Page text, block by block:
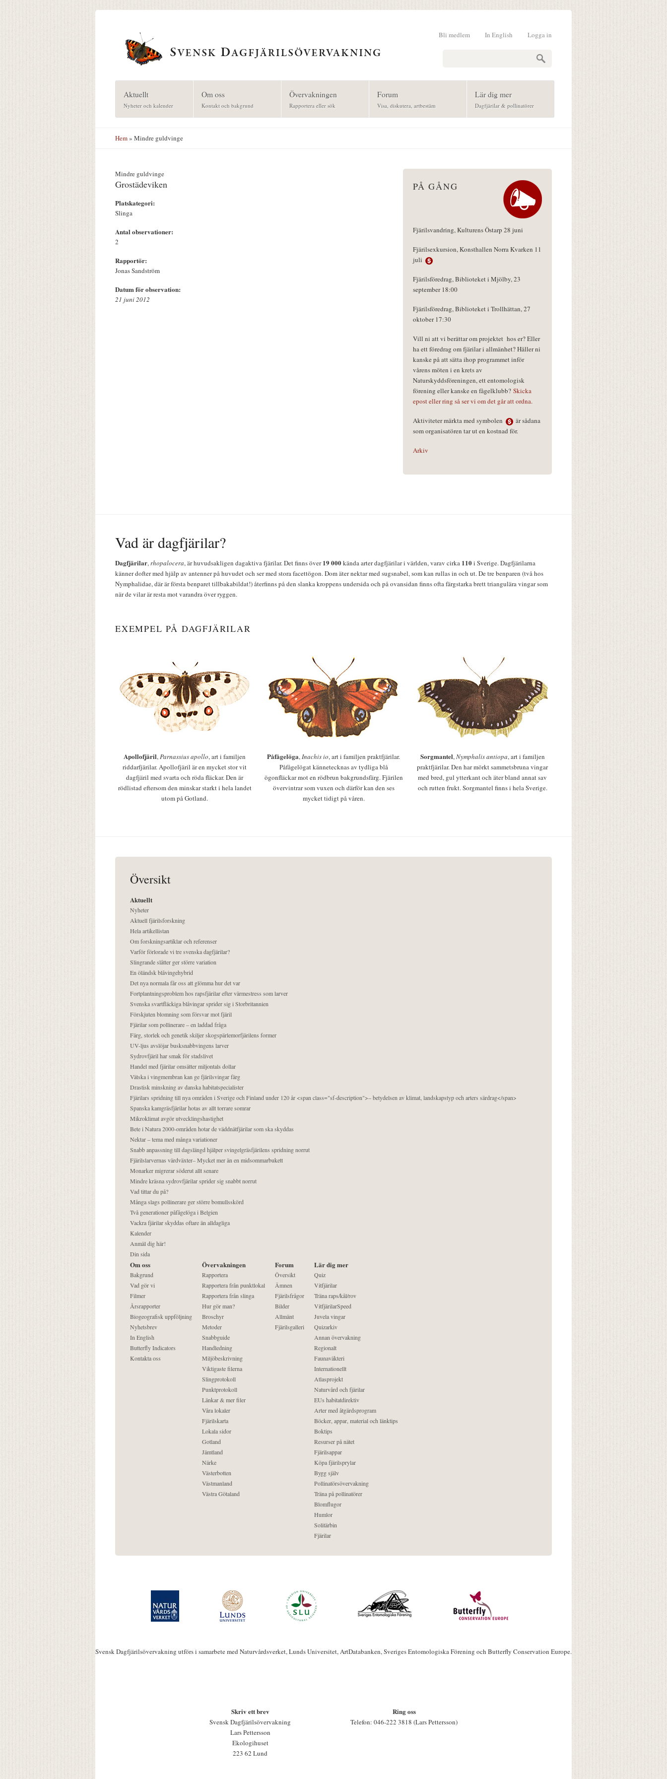
Logga in
In English
Bli medlem
Aktuellt
Nyheter och kalender
Om oss
Kontakt och bakgrund
Övervakningen
Rapportera eller sök
Forum
Visa, diskutera, artbestäm
Lär dig mer
Dagfjärilar & pollinatörer
Hem» Mindre guldvinge
Mindre guldvinge
Grostädeviken
Platskategori:
Slinga
Antal observationer:
2
Rapportör:
Jonas Sandström
Datum för observation:
21 juni 2012
PÅ GÅNG
Fjärilsvandring, Kulturens Östarp 28 juni
Fjärilsexkursion, Konsthallen Norra Kvarken 11
juli
Fjärilsföredrag, Biblioteket i Mjölby, 23
september 18:00
Fjärilsföredrag, Biblioteket i Trollhättan, 27
oktober 17:30
Vill ni att vi berättar om projektet hos er? Eller
ha ett föredrag om fjärilar i allmänhet? Håller ni
kanske på att sätta ihop programmet inför
vårens möten i en krets av
Naturskyddsföreningen, ett entomologisk
förening eller kanske en fågelklubb? Skicka
epost eller ring så ser vi om det går att ordna.
Aktiviteter märkta med symbolen
är sådana
som organisatören tar ut en kostnad för.
Arkiv
Vad är dagfjärilar?
Dagfjärilar,rhopalocera, är huvudsakligen dagaktiva fjärilar. Det finns över19 000kända arter dagfjärilar i världen, varav cirka 110i Sverige. Dagfjärilarna
känner dofter med hjälp av antenner på huvudet och ser med stora facettögon. Dom äter nektar med sugsnabel, som kan rullas in och ut. De tre benparen (två hos
Nymphalidae, där är första benparet tillbakabildat!) återfinns på den slanka kroppens undersida och på ovansidan finns ofta färgstarka brett triangulära vingar som
när de vilar är resta mot varandra över ryggen.
EXEMPEL PÅ DAGFJÄRILAR
Apollofjäril,Parnassius apollo, art i familjen
riddarfjärilar. Apollofjäril är en mycket stor vit
dagfjäril med svarta och röda fläckar. Den är
rödlistad eftersom den minskar starkt i hela landet
utom på Gotland.
Påfågelöga,Inachis io, art i familjen praktfjärilar.
Påfågelögat kännetecknas av tydliga blå
ögonfläckar mot en rödbrun bakgrundsfärg. Fjärilen
övervintrar som vuxen och därför kan den ses
mycket tidigt på våren.
Sorgmantel,Nymphalis antiopa, art i familjen
praktfjärilar. Den har mörkt sammetsbruna vingar
med bred, gul ytterkant och äter bland annat sav
och rutten frukt. Sorgmantel finns i hela Sverige.
Översikt
Aktuellt
Nyheter
Aktuell fjärilsforskning
Hela artikellistan
Om forskningsartiklar och referenser
Varför förlorade vi tre svenska dagfjärilar?
Slingrande slåtter ger större variation
En öländsk blåvingehybrid
Det nya normala får oss att glömma hur det var
Fortplantningsproblem hos rapsfjärilar efter värmestress som larver
Svenska svartfläckiga blåvingar sprider sig i Storbritannien
Förskjuten blomning som försvar mot fjäril
Fjärilar som pollinerare – en laddad fråga
Färg, storlek och genetik skiljer skogspärlemorfjärilens former
UV-ljus avslöjar busksnabbvingens larver
Sydrovfjäril har smak för stadslivet
Handel med fjärilar omsätter miljontals dollar
Vätska i vingmembran kan ge fjärilsvingar färg
Drastisk minskning av danska habitatspecialister
Fjärilars spridning till nya områden i Sverige och Finland under 120 år <span class="sf-description">– betydelsen av klimat, landskapstyp och arters särdrag</span>
Spanska kamgräsfjärilar hotas av allt torrare somrar
Mikroklimat avgör utvecklingshastighet
Bete i Natura 2000-områden hotar de väddnätfjärilar som ska skyddas
Nektar – tema med många variationer
Snabb anpassning till dagslängd hjälper svingelgräsfjärilens spridning norrut
Fjärilslarvernas värdväxter– Mycket mer än en midsommarbukett
Monarker migrerar söderut allt senare
Mindre kräsna sydrovfjärilar sprider sig snabbt norrut
Vad tittar du på?
Många slags pollinerare ger större bomullsskörd
Två generationer påfågelöga i Belgien
Vackra fjärilar skyddas oftare än alldagliga
Kalender
Anmäl dig här!
Din sida
Om oss
Bakgrund
Vad gör vi
Filmer
Årsrapporter
Biogeografisk uppföljning
Nyhetsbrev
In English
Butterfly Indicators
Kontakta oss
Övervakningen
Rapportera
Rapportera från punktlokal
Rapportera från slinga
Hur gör man?
Broschyr
Metoder
Snabbguide
Handledning
Miljöbeskrivning
Viktigaste filerna
Slingprotokoll
Punktprotokoll
Länkar & mer filer
Våra lokaler
Fjärilskarta
Lokala sidor
Gotland
Jämtland
Närke
Västerbotten
Västmanland
Västra Götaland
Forum
Översikt
Ämnen
Fjärilsfrågor
Bilder
Allmänt
Fjärilsgalleri
Lär dig mer
Quiz
Vitfjärilar
Träna raps/kål/rov
VitfjärilarSpeed
Juvela vingar
Quizarkiv
Annan övervakning
Regionalt
Faunaväkteri
Internationellt
Atlasprojekt
Naturvård och fjärilar
EUs habitatdirektiv
Arter med åtgärdsprogram
Böcker, appar, material och länktips
Boktips
Resurser på nätet
Fjärilsappar
Köpa fjärilsprylar
Bygg själv
Pollinatörsövervakning
Träna på pollinatörer
Blomflugor
Humlor
Solitärbin
Fjärilar
Svensk Dagfjärilsövervakning utförs i samarbete med Naturvårdsverket, Lunds Universitet, ArtDatabanken, Sveriges Entomologiska Förening och Butterfly Conservation Europe.
Skriv ett brev
Svensk Dagfjärilsövervakning
Lars Pettersson
Ekologihuset
223 62 Lund
Ring oss
Telefon: 046-222 3818 (Lars Pettersson)